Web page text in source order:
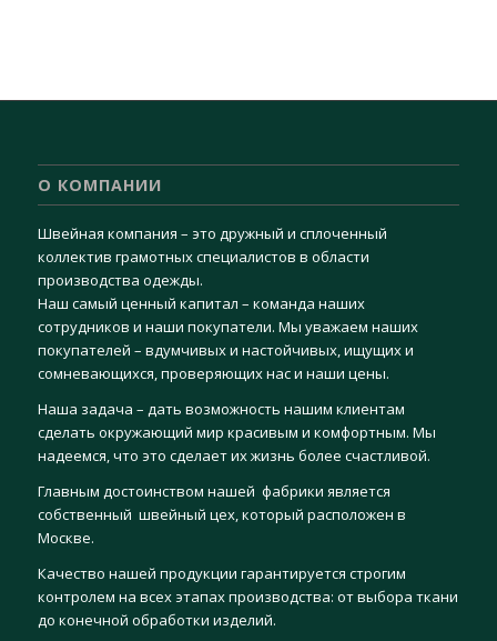
О КОМПАНИИ
Швейная компания – это дружный и сплоченный
коллектив грамотных специалистов в области
производства одежды.
Наш самый ценный капитал – команда наших
сотрудников и наши покупатели. Мы уважаем наших
покупателей – вдумчивых и настойчивых, ищущих и
сомневающихся, проверяющих нас и наши цены.
Наша задача – дать возможность нашим клиентам
сделать окружающий мир красивым и комфортным. Мы
надеемся, что это сделает их жизнь более счастливой.
Главным достоинством нашей фабрики является
собственный швейный цех, который расположен в
Москве.
Качество нашей продукции гарантируется строгим
контролем на всех этапах производства: от выбора ткани
до конечной обработки изделий.